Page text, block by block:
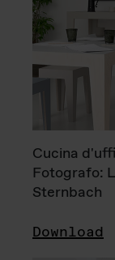
Cucina
Fotografo:
Sternbach
Download